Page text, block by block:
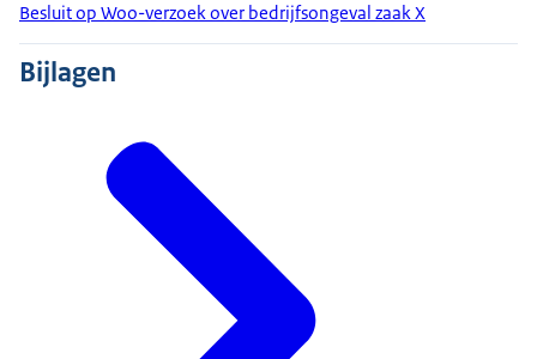
Besluit op Woo-verzoek over bedrijfsongeval zaak X
Bijlagen